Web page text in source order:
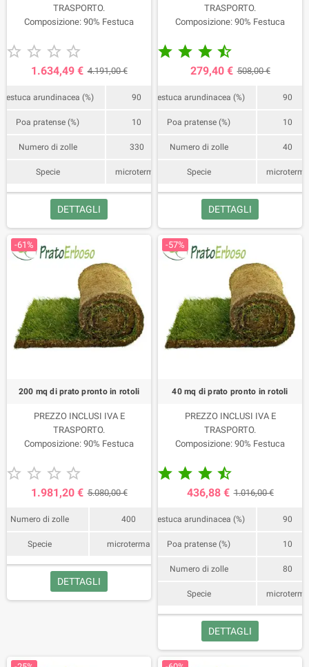
TRASPORTO.
Composizione: 90% Festuca
N. 3 bancali da 55mq, 330 rotoli.
   
1.634,49 € 4.191,00 €
Festuca arundinacea (%) 90
Poa pratense (%) 10
Numero di zolle 330
Specie microterma
DETTAGLI
TRASPORTO.
Composizione: 90% Festuca
Bancale da 20 mq, 40 rotoli.
in 5/6 giorni dall'ordine e 24/48 ore
dalla raccolta, previa
comunicazione del nostro ufficio
consegne.
   
279,40 € 508,00 €
Festuca arundinacea (%) 90
Poa pratense (%) 10
Numero di zolle 40
Specie microterma
DETTAGLI
-61%
200 mq di prato pronto in rotoli
PREZZO INCLUSI IVA E
TRASPORTO.
Composizione: 90% Festuca
Bancale da 200 mq, 400 rotoli.
in 5/6 giorni dall'ordine e 24/48 ore
   
1.981,20 € 5.080,00 €
Numero di zolle 400
Specie microterma
DETTAGLI
-57%
40 mq di prato pronto in rotoli
PREZZO INCLUSI IVA E
TRASPORTO.
Composizione: 90% Festuca
Bancale da 40 mq, 80 rotoli.
in 5/6 giorni dall'ordine e 24/48 ore
dalla raccolta, previa
comunicazione del nostro ufficio
consegne.
   
436,88 € 1.016,00 €
Festuca arundinacea (%) 90
Poa pratense (%) 10
Numero di zolle 80
Specie microterma
DETTAGLI